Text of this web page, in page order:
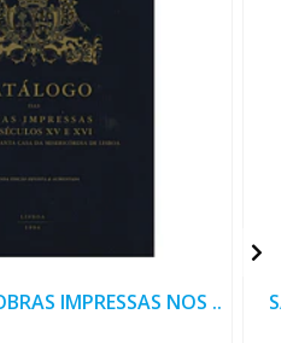
IMPRESSAS NOS ..